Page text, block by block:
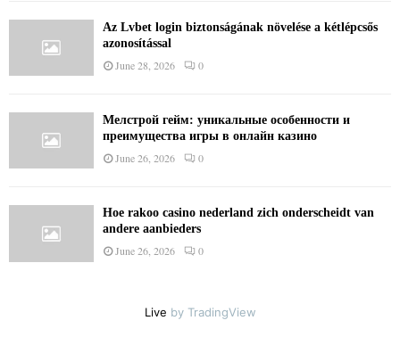
Az Lvbet login biztonságának növelése a kétlépcsős
azonosítással
June 28, 2026 0
Мелстрой гейм: уникальные особенности и
преимущества игры в онлайн казино
June 26, 2026 0
Hoe rakoo casino nederland zich onderscheidt van
andere aanbieders
June 26, 2026 0
Live by TradingView